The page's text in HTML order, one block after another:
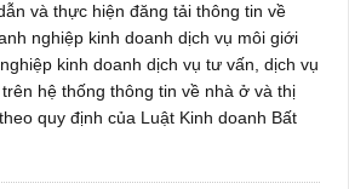
và thực hiện đăng tải thông tin về
nghiệp kinh doanh dịch vụ môi giới
kinh doanh dịch vụ tư vấn, dịch vụ
hệ thống thông tin về nhà ở và thị
quy định của Luật Kinh doanh Bất